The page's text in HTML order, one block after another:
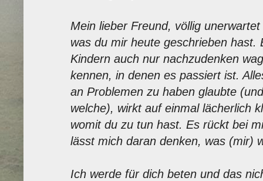
Mein lieber Freund, völlig
was du mir heute geschrieben hast.
Kindern auch nur nachzudenken
kennen, in denen es passiert ist.
an Problemen zu haben glaubte
welche), wirkt auf einmal lächerlich
womit du zu tun hast. Es rückt bei
lässt mich daran denken, was (mir)
Ich werde für dich beten und das